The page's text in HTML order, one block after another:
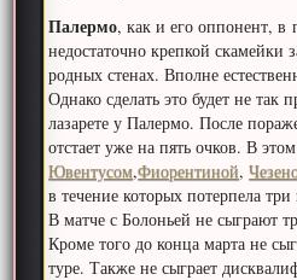
Палермо, как и его оппонент,
недостаточно крепкой скамейки
родных стенах. Вполне
Однако сделать это будет не
лазарете у Палермо. После
отстает уже на пять очков. В
Ювентусом,Фиорентиной,
в течение которых потерпела
В матче с Болоньей не сыграют
Кроме того до конца марта не
туре. Также не сыграет